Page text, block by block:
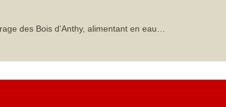
des Bois d’Anthy, alimentant en eau…